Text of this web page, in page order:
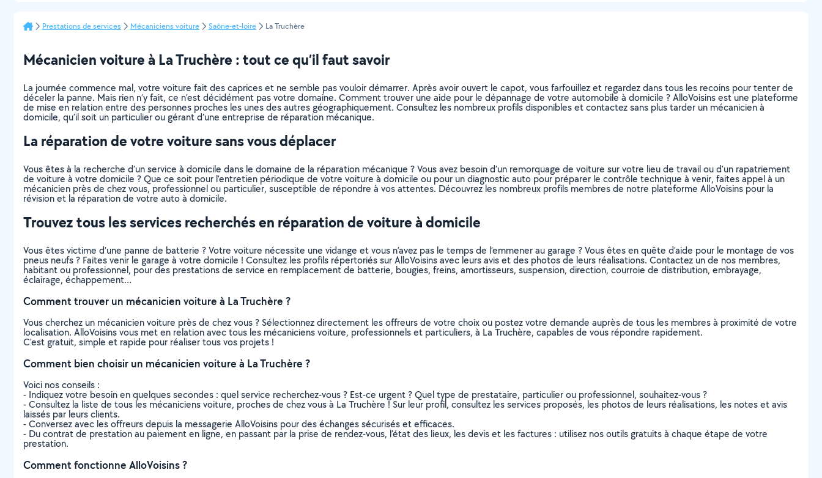
Prestations de services Mécaniciens voiture Saône-et-loire La Truchère
Mécanicien voiture à La Truchère : tout ce qu’il faut savoir
La journée commence mal, votre voiture fait des caprices et ne semble pas vouloir démarrer. Après avoir ouvert le capot, vous farfouillez et regardez dans tous les recoins pour tenter de
déceler la panne. Mais rien n’y fait, ce n’est décidément pas votre domaine. Comment trouver une aide pour le dépannage de votre automobile à domicile ? AlloVoisins est une plateforme
de mise en relation entre des personnes proches les unes des autres géographiquement. Consultez les nombreux profils disponibles et contactez sans plus tarder un mécanicien à
domicile, qu’il soit un particulier ou gérant d’une entreprise de réparation mécanique.
La réparation de votre voiture sans vous déplacer
Vous êtes à la recherche d’un service à domicile dans le domaine de la réparation mécanique ? Vous avez besoin d’un remorquage de voiture sur votre lieu de travail ou d’un rapatriement
de voiture à votre domicile ? Que ce soit pour l’entretien périodique de votre voiture à domicile ou pour un diagnostic auto pour préparer le contrôle technique à venir, faites appel à un
mécanicien près de chez vous, professionnel ou particulier, susceptible de répondre à vos attentes. Découvrez les nombreux profils membres de notre plateforme AlloVoisins pour la
révision et la réparation de votre auto à domicile.
Trouvez tous les services recherchés en réparation de voiture à domicile
Vous êtes victime d’une panne de batterie ? Votre voiture nécessite une vidange et vous n’avez pas le temps de l’emmener au garage ? Vous êtes en quête d’aide pour le montage de vos
pneus neufs ? Faites venir le garage à votre domicile ! Consultez les profils répertoriés sur AlloVoisins avec leurs avis et des photos de leurs réalisations. Contactez un de nos membres,
habitant ou professionnel, pour des prestations de service en remplacement de batterie, bougies, freins, amortisseurs, suspension, direction, courroie de distribution, embrayage,
éclairage, échappement…
Comment trouver un mécanicien voiture à La Truchère ?
Vous cherchez un mécanicien voiture près de chez vous ? Sélectionnez directement les offreurs de votre choix ou postez votre demande auprès de tous les membres à proximité de votre
localisation. AlloVoisins vous met en relation avec tous les mécaniciens voiture, professionnels et particuliers, à La Truchère, capables de vous répondre rapidement.
C’est gratuit, simple et rapide pour réaliser tous vos projets !
Comment bien choisir un mécanicien voiture à La Truchère ?
Voici nos conseils :
- Indiquez votre besoin en quelques secondes : quel service recherchez-vous ? Est-ce urgent ? Quel type de prestataire, particulier ou professionnel, souhaitez-vous ?
- Consultez la liste de tous les mécaniciens voiture, proches de chez vous à La Truchère ! Sur leur profil, consultez les services proposés, les photos de leurs réalisations, les notes et avis
laissés par leurs clients.
- Conversez avec les offreurs depuis la messagerie AlloVoisins pour des échanges sécurisés et efficaces.
- Du contrat de prestation au paiement en ligne, en passant par la prise de rendez-vous, l’état des lieux, les devis et les factures : utilisez nos outils gratuits à chaque étape de votre
prestation.
Comment fonctionne AlloVoisins ?